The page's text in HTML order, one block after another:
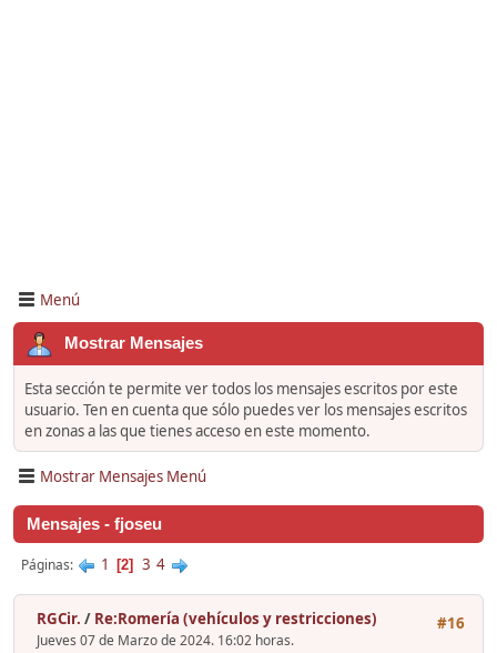
Menú
Mostrar Mensajes
Esta sección te permite ver todos los mensajes escritos por este
usuario. Ten en cuenta que sólo puedes ver los mensajes escritos
en zonas a las que tienes acceso en este momento.
Mostrar Mensajes Menú
Mensajes - fjoseu
Páginas 1 2 3 4
#16
RGCir. / Re:Romería (vehículos y restricciones)
Jueves 07 de Marzo de 2024. 16:02 horas.